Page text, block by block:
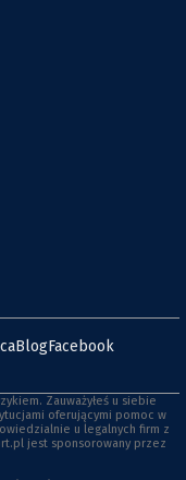
BlogFacebook
Zauważyłeś u siebie
oferującymi pomoc w
u legalnych firm z
jest sponsorowany przez